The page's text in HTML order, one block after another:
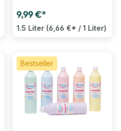
9,99 €*
1.5 Liter (6,66 €* / 1 Liter)
Bestseller